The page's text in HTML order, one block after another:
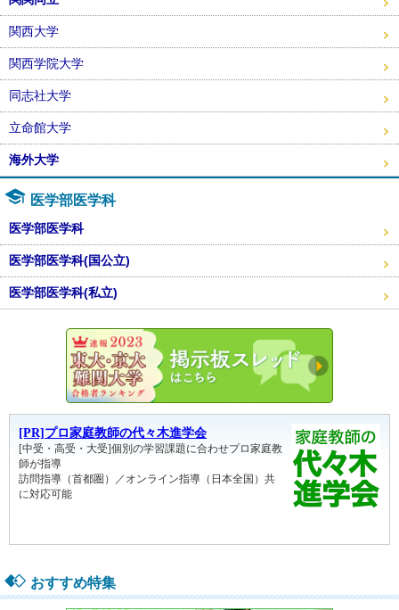
関西大学
関西学院大学
同志社大学
立命館大学
海外大学
医学部医学科
医学部医学科
医学部医学科(国公立)
医学部医学科(私立)
おすすめ特集